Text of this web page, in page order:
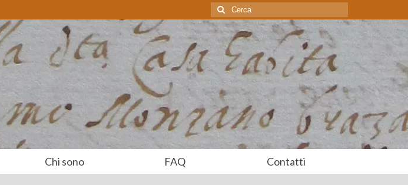
Cerca:
Chi sono FAQ Contatti